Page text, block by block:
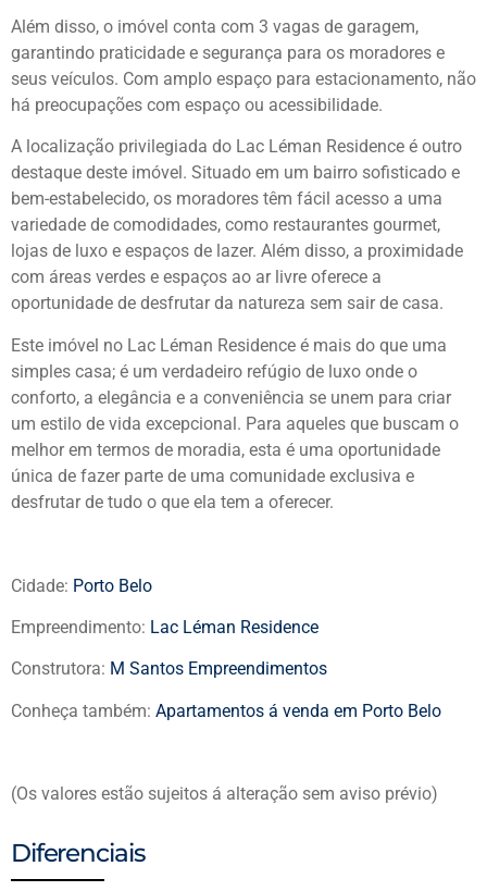
Além disso, o imóvel conta com 3 vagas de garagem,
garantindo praticidade e segurança para os moradores e
seus veículos. Com amplo espaço para estacionamento, não
há preocupações com espaço ou acessibilidade.
A localização privilegiada do Lac Léman Residence é outro
destaque deste imóvel. Situado em um bairro sofisticado e
bem-estabelecido, os moradores têm fácil acesso a uma
variedade de comodidades, como restaurantes gourmet,
lojas de luxo e espaços de lazer. Além disso, a proximidade
com áreas verdes e espaços ao ar livre oferece a
oportunidade de desfrutar da natureza sem sair de casa.
Este imóvel no Lac Léman Residence é mais do que uma
simples casa; é um verdadeiro refúgio de luxo onde o
conforto, a elegância e a conveniência se unem para criar
um estilo de vida excepcional. Para aqueles que buscam o
melhor em termos de moradia, esta é uma oportunidade
única de fazer parte de uma comunidade exclusiva e
desfrutar de tudo o que ela tem a oferecer.
Cidade: Porto Belo
Empreendimento: Lac Léman Residence
Construtora: M Santos Empreendimentos
Conheça também: Apartamentos á venda em Porto Belo
(Os valores estão sujeitos á alteração sem aviso prévio)
Diferenciais